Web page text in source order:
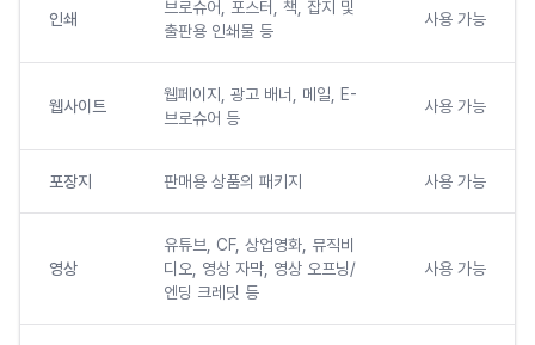
인쇄
브로슈어, 포스터, 책, 잡지 및
출판용 인쇄물 등
사용 가능
웹사이트
웹페이지, 광고 배너, 메일, E-
브로슈어 등
사용 가능
포장지 판매용 상품의 패키지 사용 가능
영상
유튜브, CF, 상업영화, 뮤직비
디오, 영상 자막, 영상 오프닝/
엔딩 크레딧 등
사용 가능